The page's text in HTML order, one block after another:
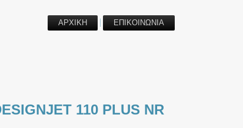
ΑΡΧΙΚΗ ΕΠΙΚΟΙΝΩΝΙΑ
110 PLUS NR